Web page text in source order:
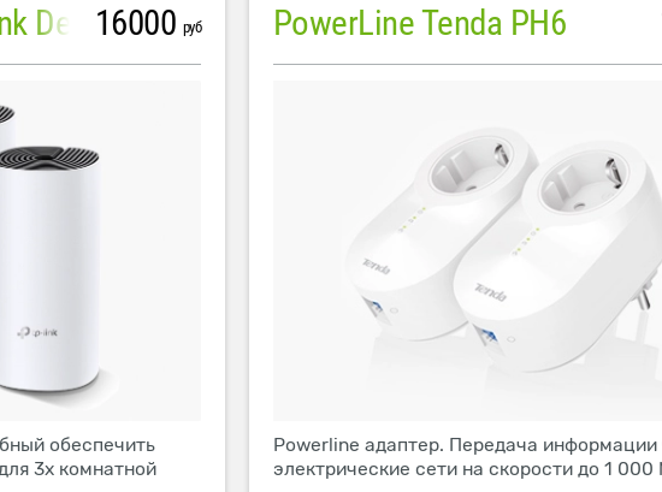
Mesh система TP-Link Deco M4 (3 устройства)
16000 руб
обеспечить
3х комнатной
PowerLine Tenda PH6
Powerline адаптер. Передача информации
электрические сети на скорости до 1 000